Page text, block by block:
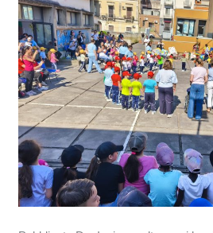
la
Giornata
dell’Inclusione!